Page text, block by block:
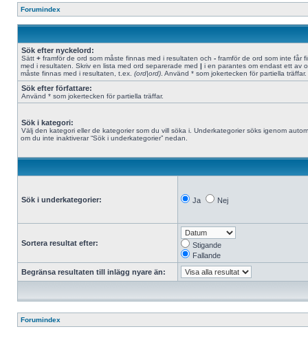
Forumindex
Sök efter nyckelord:
Sätt + framför de ord som måste finnas med i resultaten och - framför de ord som inte får
med i resultaten. Skriv en lista med ord separerade med | i en parantes om endast ett av
måste finnas med i resultaten, t.ex. (ord|ord) . Använd * som jokertecken för partiella träffar.
Sök efter författare:
Använd * som jokertecken för partiella träffar.
Sök i kategori:
Välj den kategori eller de kategorier som du vill söka i. Underkategorier söks igenom
om du inte inaktiverar “Sök i underkategorier” nedan.
Sök i underkategorier: Ja Nej
Sortera resultat efter:
Stigande
Fallande
Begränsa resultaten till inlägg nyare än:
Forumindex